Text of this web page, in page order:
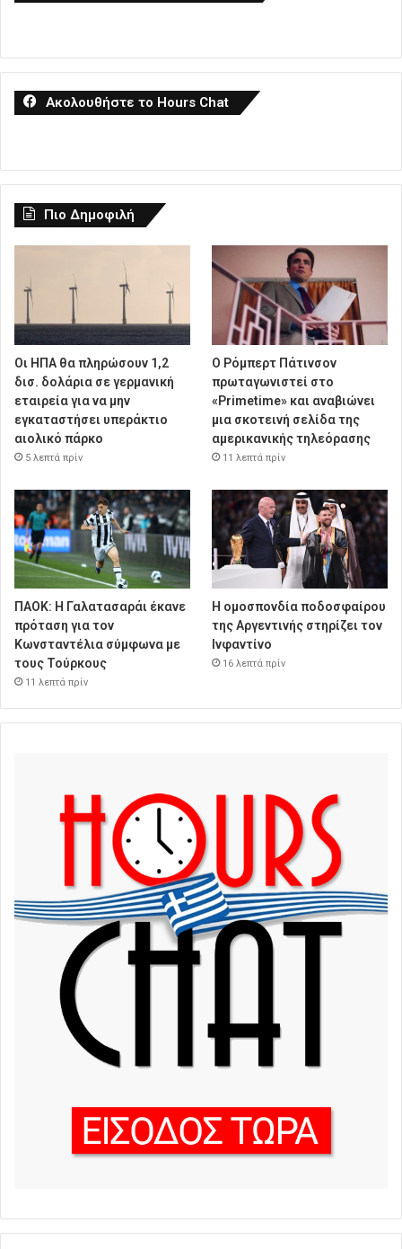
Ακολουθήστε το Hours Chat
Πιο Δημοφιλή
Οι ΗΠΑ θα πληρώσουν 1,2
δισ. δολάρια σε γερμανική
εταιρεία για να μην
εγκαταστήσει υπεράκτιο
αιολικό πάρκο
5 λεπτά πρίν
Ο Ρόμπερτ Πάτινσον
πρωταγωνιστεί στο
«Primetime» και αναβιώνει
μια σκοτεινή σελίδα της
αμερικανικής τηλεόρασης
11 λεπτά πρίν
ΠΑΟΚ: Η Γαλατασαράι έκανε
πρόταση για τον
Κωνσταντέλια σύμφωνα με
τους Τούρκους
11 λεπτά πρίν
Η ομοσπονδία ποδοσφαίρου
της Αργεντινής στηρίζει τον
Ινφαντίνο
16 λεπτά πρίν